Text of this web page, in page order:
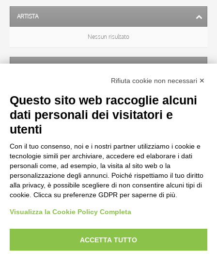
ARTISTA
Nessun risultato
OGGETTO
LOCALIZZAZIONE
CRONOLOGIA
diritto d’autore, legge 22 aprile 1941 n. 633. I diritti degli autori, degli artisti e
Rifiuta cookie non necessari ✕
Questo sito web raccoglie alcuni
dati personali dei visitatori e
utenti
Con il tuo consenso, noi e i nostri partner utilizziamo i cookie e
tecnologie simili per archiviare, accedere ed elaborare i dati
personali come, ad esempio, la visita al sito web o la
personalizzazione degli annunci. Poiché rispettiamo il tuo diritto
alla privacy, è possibile scegliere di non consentire alcuni tipi di
cookie. Clicca su preferenze GDPR per saperne di più.
Visualizza la Cookie Policy Completa
ACCETTA TUTTO